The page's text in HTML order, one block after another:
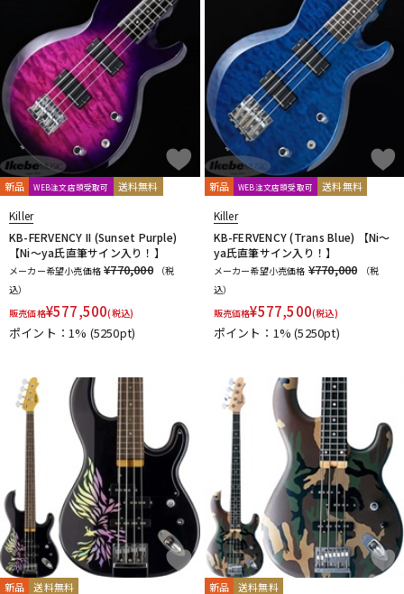
新品 WEB注文店頭受取可 送料無料
Killer
KB-FERVENCY II (Sunset Purple)
【Ni～ya氏直筆サイン入り！】
メーカー希望小売価格 ¥770,000
（税
込）
販売価格¥577,500(税込)
ポイント：1% (5250pt)
新品 WEB注文店頭受取可 送料無料
Killer
KB-FERVENCY (Trans Blue) 【Ni～
ya氏直筆サイン入り！】
メーカー希望小売価格 ¥770,000
（税
込）
販売価格¥577,500(税込)
ポイント：1%(5250pt)
新品 送料無料 新品 送料無料